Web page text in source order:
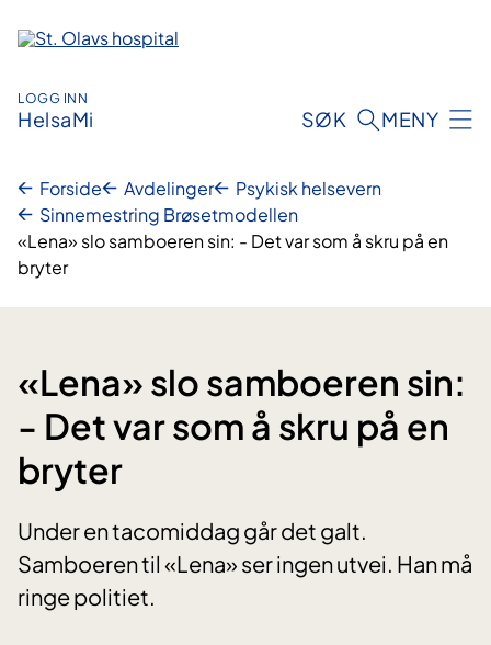
innhold
LOGG INN
HelsaMi SØK MENY
Forside Avdelinger
Psykisk helsevern
Sinnemestring Brøsetmodellen
«Lena» slo samboeren sin: - Det var som å skru på en
bryter
«Lena» slo samboeren sin:
- Det var som å skru på en
bryter
Under en tacomiddag går det galt.
Samboeren til «Lena» ser ingen utvei. Han må
ringe politiet.